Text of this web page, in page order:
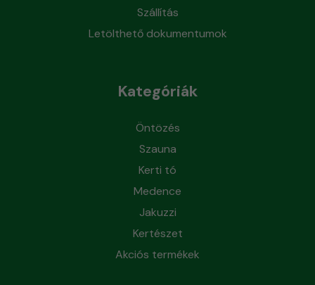
Szállítás
Letölthető dokumentumok
Kategóriák
Öntözés
Szauna
Kerti tó
Medence
Jakuzzi
Kertészet
Akciós termékek